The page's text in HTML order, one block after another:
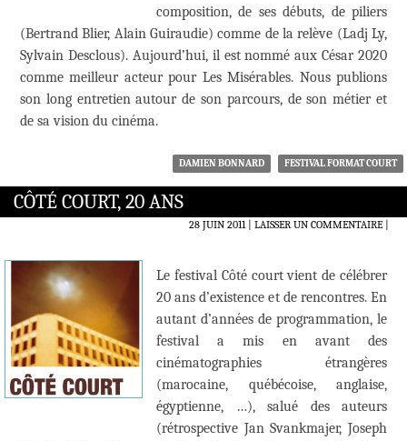
composition, de ses débuts, de piliers
(Bertrand Blier, Alain Guiraudie) comme de la relève (Ladj Ly,
Sylvain Desclous). Aujourd’hui, il est nommé aux César 2020
comme meilleur acteur pour Les Misérables. Nous publions
son long entretien autour de son parcours, de son métier et
de sa vision du cinéma.
DAMIEN BONNARD FESTIVAL FORMAT COURT
CÔTÉ COURT, 20 ANS
28 JUIN 2011 LAISSER UN COMMENTAIRE|
Le festival Côté court vient de célébrer
20 ans d’existence et de rencontres. En
autant d’années de programmation, le
festival a mis en avant des
cinématographies étrangères
(marocaine, québécoise, anglaise,
égyptienne, …), salué des auteurs
(rétrospective Jan Svankmajer, Joseph